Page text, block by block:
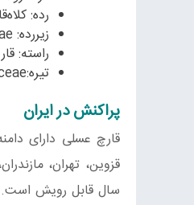
رده:
زیررده: Agaricomycetidae
راسته:
تیره:Physalacriaceae
پراکنش در ایران
قارچ عسلی دارای
قزوین، تهران،
سال قابل رویش است.